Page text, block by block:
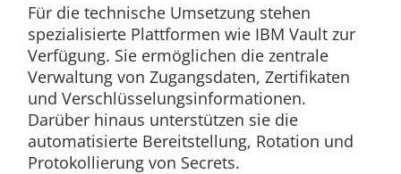
Für die technische Umsetzung stehen
spezialisierte Plattformen wie IBM Vault zur
Verfügung. Sie ermöglichen die zentrale
Verwaltung von Zugangsdaten, Zertifikaten
und Verschlüsselungsinformationen.
Darüber hinaus unterstützen sie die
automatisierte Bereitstellung, Rotation und
Protokollierung von Secrets.